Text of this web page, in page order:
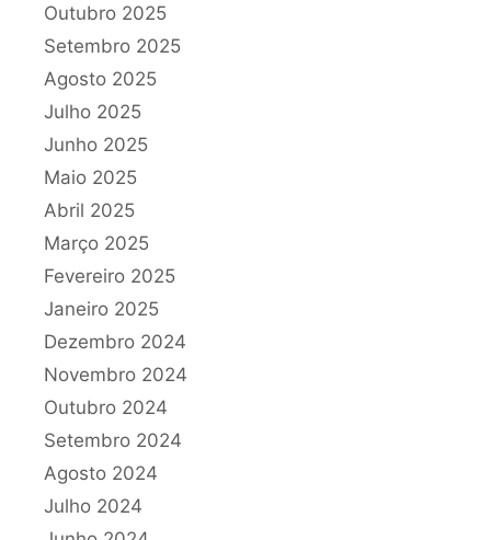
Outubro 2025
Setembro 2025
Agosto 2025
Julho 2025
Junho 2025
Maio 2025
Abril 2025
Março 2025
Fevereiro 2025
Janeiro 2025
Dezembro 2024
Novembro 2024
Outubro 2024
Setembro 2024
Agosto 2024
Julho 2024